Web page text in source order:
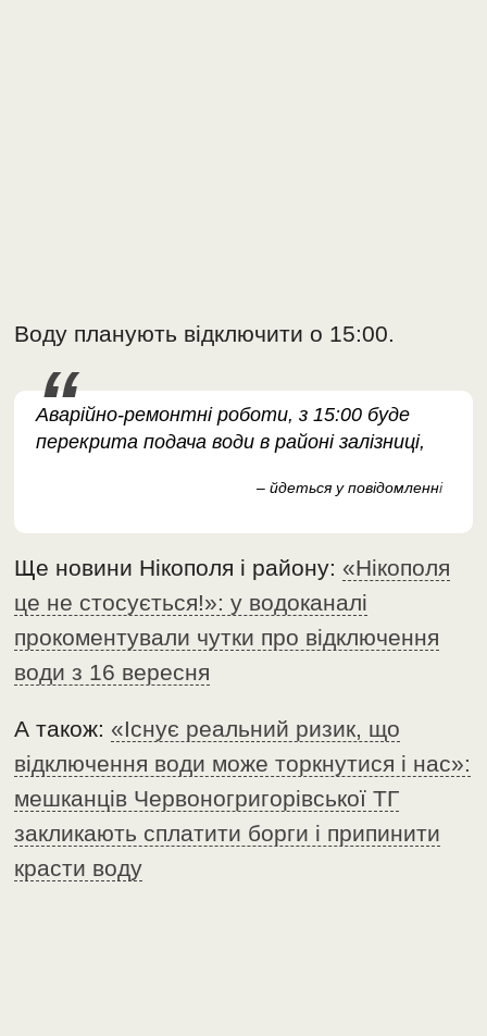
Воду планують відключити о 15:00.
Аварійно-ремонтні роботи, з 15:00 буде
перекрита подача води в районі залізниці,
– йдеться у повідомленні
Ще новини Нікополя і району:«Нікополя
це не стосується!»: у водоканалі
прокоментували чутки про відключення
води з 16 вересня
А також:«Існує реальний ризик, що
відключення води може торкнутися і нас»:
мешканців Червоногригорівської ТГ
закликають сплатити борги і припинити
красти воду